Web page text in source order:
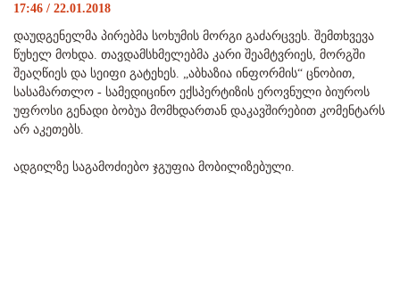
17:46 / 22.01.2018
დაუდგენელმა პირებმა სოხუმის მორგი გაძარცვეს. შემთხვევა
წუხელ მოხდა. თავდამსხმელებმა კარი შეამტვრიეს, მორგში
შეაღწიეს და სეიფი გატეხეს. „აბხაზია ინფორმის“ ცნობით,
სასამართლო - სამედიცინო ექსპერტიზის ეროვნული ბიუროს
უფროსი გენადი ბობუა მომხდართან დაკავშირებით კომენტარს
არ აკეთებს.
ადგილზე საგამოძიებო ჯგუფია მობილიზებული.